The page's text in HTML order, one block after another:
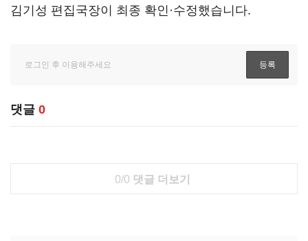
김기성 편집국장이 최종 확인·수정했습니다.
댓글 0
0/0 댓글 더보기